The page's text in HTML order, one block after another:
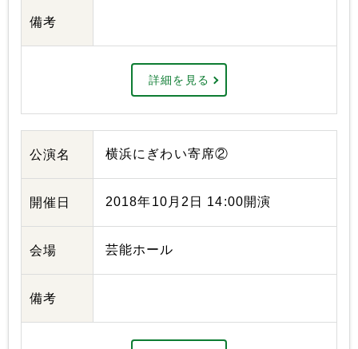
備考
詳細を見る
公演名 横浜にぎわい寄席②
開催日 2018年10月2日 14:00開演
会場 芸能ホール
備考